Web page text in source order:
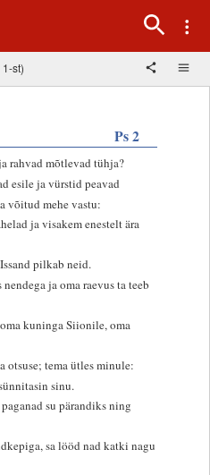
st)
Ps 2
rahvad mõtlevad tühja?
esile ja vürstid peavad
võitud mehe vastu:
ja visakem enestelt ära
pilkab neid.
ja oma raevus ta teeb
kuninga Siionile, oma
otsuse; tema ütles minule:
sinu.
su pärandiks ning
sa lööd nad katki nagu